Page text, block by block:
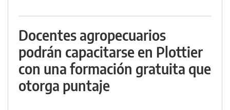
Docentes agropecuarios
podrán capacitarse en Plottier
con una formación gratuita que
otorga puntaje